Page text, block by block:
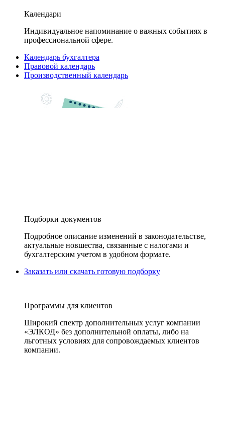
Календари
Индивидуальное напоминание о важных событиях в
профессиональной сфере.
Календарь бухгалтера
Правовой календарь
Производственный календарь
Подборки документов
Подробное описание изменений в законодательстве,
актуальные новшества, связанные с налогами и
бухгалтерским учетом в удобном формате.
Заказать или скачать готовую подборку
Программы для клиентов
Широкий спектр дополнительных услуг компании
«ЭЛКОД» без дополнительной оплаты, либо на
льготных условиях для сопровождаемых клиентов
компании.